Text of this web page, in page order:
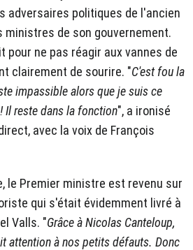
adversaires politiques de l'ancien
ministres de son gouvernement.
pour ne pas réagir aux vannes de
clairement de sourire. "C'est fou la
impassible alors que je suis ce
Il reste dans la fonction", a ironisé
avec la voix de François
le Premier ministre est revenu sur
qui s'était évidemment livré à
Valls. "Grâce à Nicolas Canteloup,
attention à nos petits défauts. Donc